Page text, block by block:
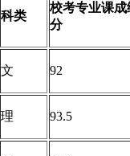
科类
校考专业课成
分
文 92
理 93.5